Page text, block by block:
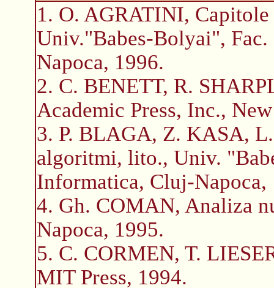
1. O. AGRATINI,
Univ."Babes-Bolyai",
Napoca, 1996.
2. C. BENETT, R.
Academic Press, Inc.,
3. P. BLAGA, Z. KASA,
algoritmi, lito., Univ.
Informatica, Cluj-Napoca,
4. Gh. COMAN, Analiza
Napoca, 1995.
5. C. CORMEN, T.
MIT Press, 1994.